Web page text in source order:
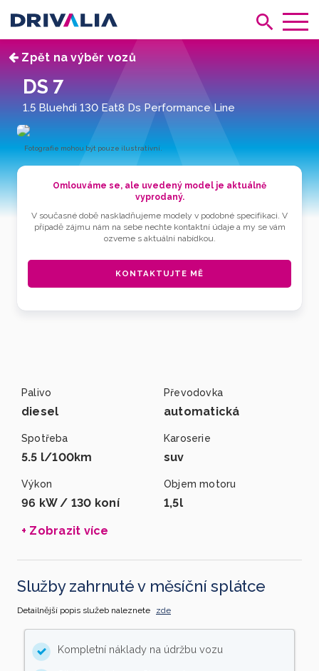
Zpět na výběr vozů
DS 7
1.5 Bluehdi 130 Eat8 Ds Performance Line
Fotografie mohou být pouze ilustrativní.
Omlouváme se, ale uvedený model je aktuálně
vyprodaný.
V současné době naskladňujeme modely v podobné specifikaci. V
případě zájmu nám na sebe nechte kontaktní údaje a my se vám
ozveme s aktuální nabídkou.
KONTAKTUJTE MĚ
Palivo
diesel
Převodovka
automatická
Spotřeba
5.5 l/100km
Karoserie
suv
Výkon
96 kW / 130 koní
Objem motoru
1,5l
+ Zobrazit více
Služby zahrnuté v měsíční splátce
Detailnější popis služeb naleznete zde
Kompletní náklady na údržbu vozu